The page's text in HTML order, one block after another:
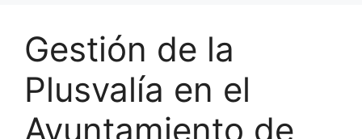
Gestión de la
Plusvalía en el
Ayuntamiento de